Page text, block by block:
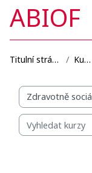
ABIOF
Titulní stránka Kurzy
Organizační
Vyhledat kurzy